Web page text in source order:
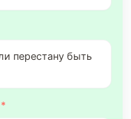
перестану быть
*